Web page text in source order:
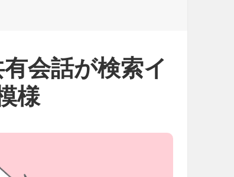
会話が検索イ
様